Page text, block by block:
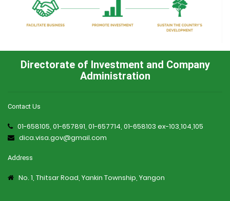
Directorate of Investment and Company
Administration
Contact Us
01-658105, 01-657891, 01-657714, 01-658103 ex-103,104,105
dica.visa.gov@gmail.com
Address
No. 1, Thitsar Road, Yankin Township, Yangon